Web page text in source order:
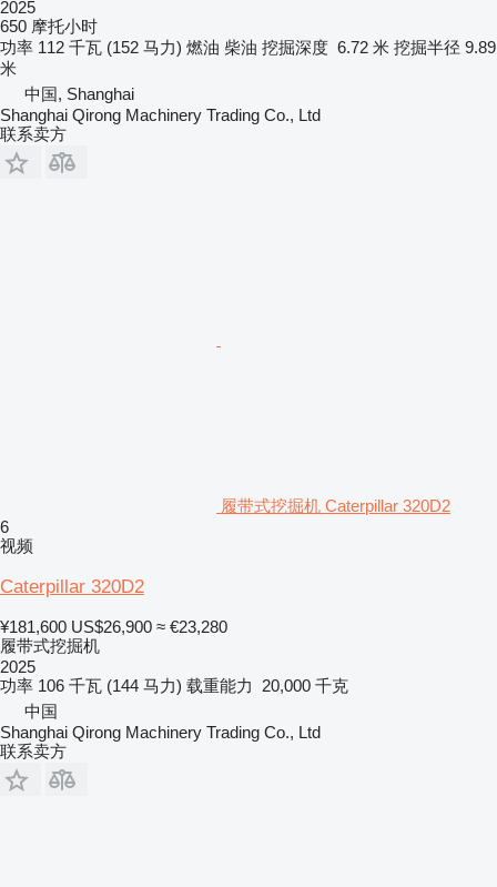
2025
650 摩托小时
功率 112 千瓦 (152 马力) 燃油 柴油 挖掘深度 6.72 米 挖掘半径 9.89
米
中国, Shanghai
Shanghai Qirong Machinery Trading Co., Ltd
联系卖方
履带式挖掘机 Caterpillar 320D2
6
视频
Caterpillar 320D2
¥181,600 US$26,900 ≈ €23,280
履带式挖掘机
2025
功率 106 千瓦 (144 马力) 载重能力
20,000 千克
中国
Shanghai Qirong Machinery Trading Co., Ltd
联系卖方